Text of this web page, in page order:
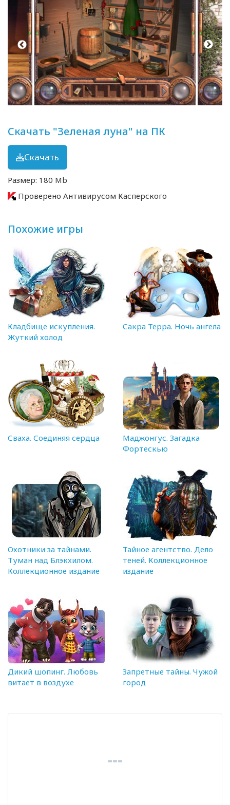
Скачать "Зеленая луна" на ПК
Скачать
Размер: 180 Mb
Проверено Антивирусом Касперского
Похожие игры
Кладбище искупления.
Жуткий холод
Сакра Терра. Ночь ангела
Сваха. Соединяя сердца
Маджонгус. Загадка
Фортескью
Охотники за тайнами.
Туман над Блэкхилом.
Коллекционное издание
Тайное агентство. Дело
теней. Коллекционное
издание
Дикий шопинг. Любовь
витает в воздухе
Запретные тайны. Чужой
город